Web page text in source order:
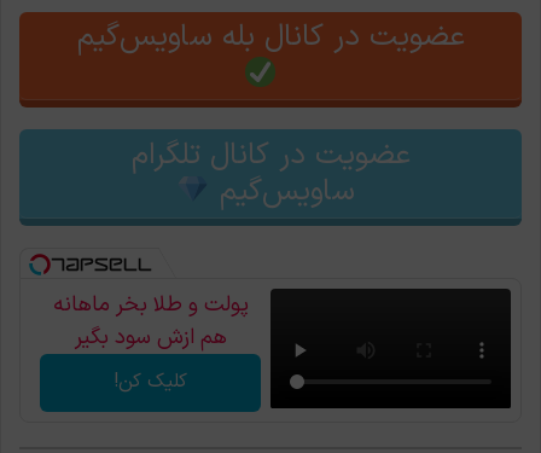
عضویت در کانال بله ساویس‌گیم
عضویت در کانال تلگرام
ساویس‌گیم
پولت و طلا بخر ماهانه
هم ازش سود بگیر
کلیک کن!